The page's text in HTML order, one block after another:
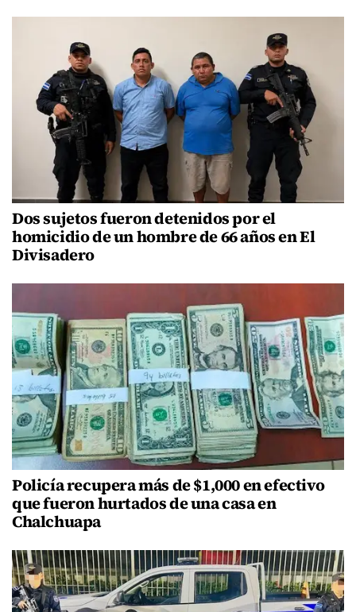
Dos sujetos fueron detenidos por el
homicidio de un hombre de 66 años en El
Divisadero
Policía recupera más de $1,000 en efectivo
que fueron hurtados de una casa en
Chalchuapa